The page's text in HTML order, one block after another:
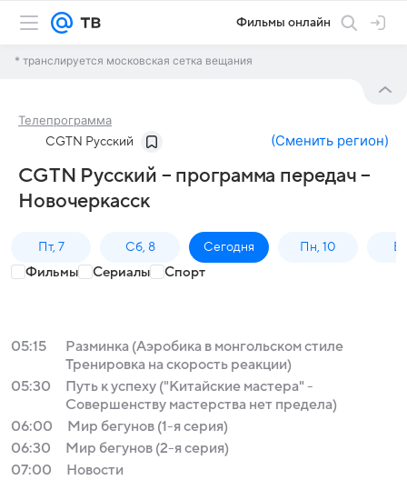
Фильмы онлайн
* транслируется московская сетка вещания
Телепрограмма
CGTN Русский (Сменить регион)
CGTN Русский – программа передач –
Новочеркасск
Пт, 7 Сб, 8 Сегодня Пн, 10
Фильмы Сериалы Спорт
05:15
Разминка (Аэробика в монгольском стиле
Тренировка на скорость реакции)
05:30
Путь к успеху ("Китайские мастера" -
Совершенству мастерства нет предела)
06:00
Мир бегунов (1-я серия)
06:30
Мир бегунов (2-я серия)
07:00
Новости